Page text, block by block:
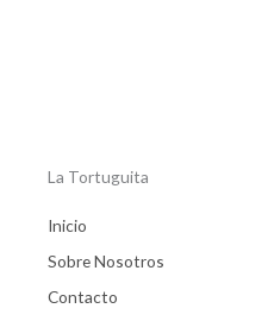
La Tortuguita
Inicio
Sobre Nosotros
Contacto